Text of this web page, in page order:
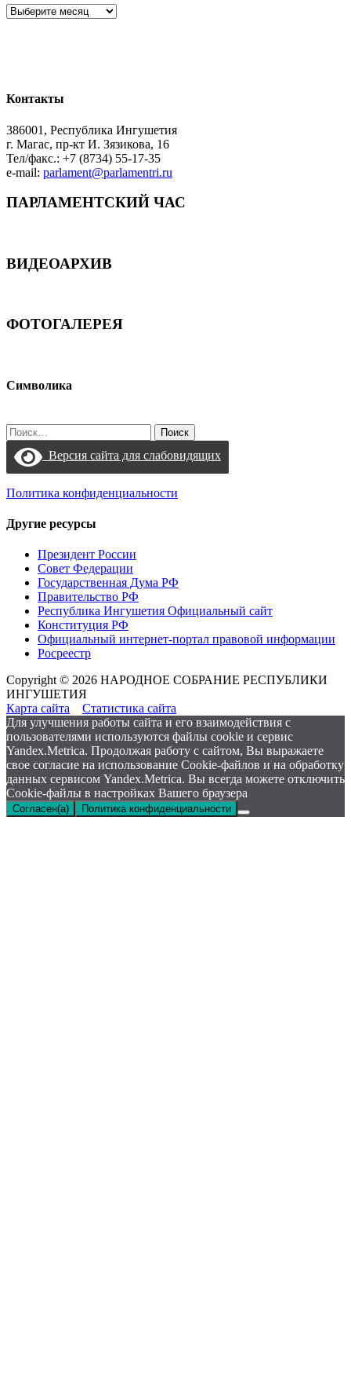
Архив
Контакты
386001, Республика Ингушетия
г. Магас, пр-кт И. Зязикова, 16
Тел/факс.: +7 (8734) 55-17-35
e-mail: parlament@parlamentri.ru
ПАРЛАМЕНТСКИЙ ЧАС
ВИДЕОАРХИВ
ФОТОГАЛЕРЕЯ
Символика
Найти:
Версия сайта для слабовидящих
Политика конфиденциальности
Другие ресурсы
Президент России
Совет Федерации
Государственная Дума РФ
Правительство РФ
Республика Ингушетия Официальный сайт
Конституция РФ
Официальный интернет-портал правовой информации
Росреестр
Copyright © 2026 НАРОДНОЕ СОБРАНИЕ РЕСПУБЛИКИ
ИНГУШЕТИЯ
Карта сайта
Статистика сайта
Для улучшения работы сайта и его взаимодействия с
пользователями используются файлы cookie и сервис
Yandex.Metrica. Продолжая работу с сайтом, Вы выражаете
свое согласие на использование Cookie-файлов и на обработку
данных сервисом Yandex.Metrica. Вы всегда можете отключить
Cookie-файлы в настройках Вашего браузера
Согласен(а) Политика конфиденциальности